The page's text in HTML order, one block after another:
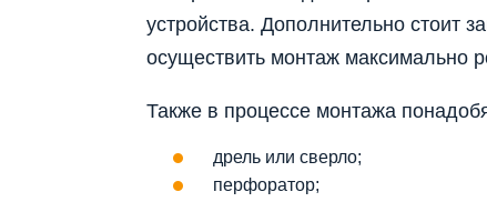
устройства. Дополнительно стоит
осуществить монтаж максимально
Также в процессе монтажа
дрель или сверло;
перфоратор;